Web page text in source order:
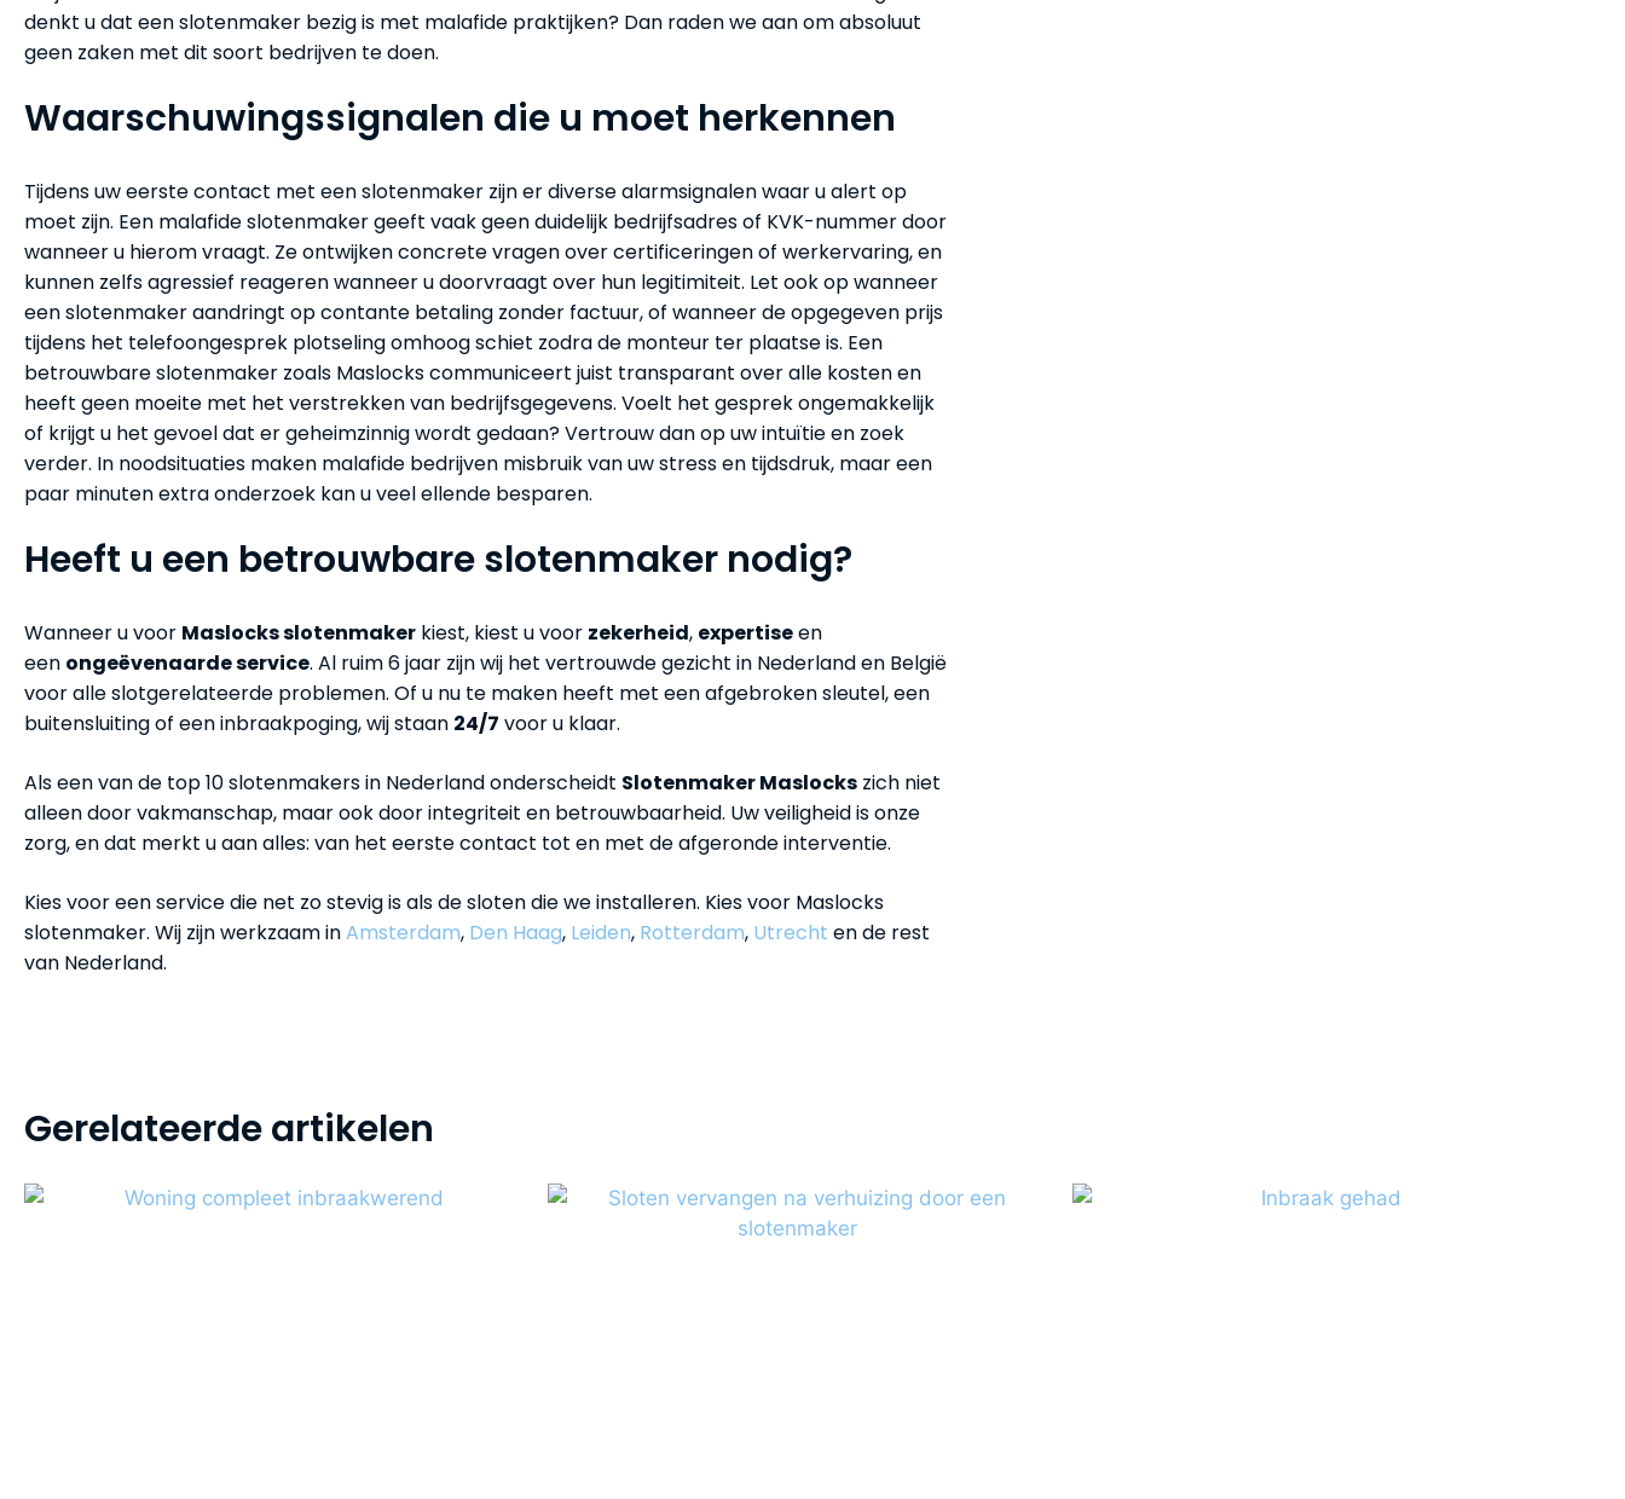
denkt u dat een slotenmaker bezig is met malafide praktijken? Dan raden we aan om absoluut
geen zaken met dit soort bedrijven te doen.
Waarschuwingssignalen die u moet herkennen
Tijdens uw eerste contact met een slotenmaker zijn er diverse alarmsignalen waar u alert op
moet zijn. Een malafide slotenmaker geeft vaak geen duidelijk bedrijfsadres of KVK-nummer door
wanneer u hierom vraagt. Ze ontwijken concrete vragen over certificeringen of werkervaring, en
kunnen zelfs agressief reageren wanneer u doorvraagt over hun legitimiteit. Let ook op wanneer
een slotenmaker aandringt op contante betaling zonder factuur, of wanneer de opgegeven prijs
tijdens het telefoongesprek plotseling omhoog schiet zodra de monteur ter plaatse is. Een
betrouwbare slotenmaker zoals Maslocks communiceert juist transparant over alle kosten en
heeft geen moeite met het verstrekken van bedrijfsgegevens. Voelt het gesprek ongemakkelijk
of krijgt u het gevoel dat er geheimzinnig wordt gedaan? Vertrouw dan op uw intuïtie en zoek
verder. In noodsituaties maken malafide bedrijven misbruik van uw stress en tijdsdruk, maar een
paar minuten extra onderzoek kan u veel ellende besparen.
Heeft u een betrouwbare slotenmaker nodig?
Wanneer u voor Maslocks slotenmaker kiest, kiest u voor zekerheid, expertiseen
een ongeëvenaarde service. Al ruim 6 jaar zijn wij het vertrouwde gezicht in Nederland en België
voor alle slotgerelateerde problemen. Of u nu te maken heeft met een afgebroken sleutel, een
buitensluiting of een inbraakpoging, wij staan 24/7 voor u klaar.
Als een van de top 10 slotenmakers in Nederland onderscheidt Slotenmaker Maslocks zich niet
alleen door vakmanschap, maar ook door integriteit en betrouwbaarheid. Uw veiligheid is onze
zorg, en dat merkt u aan alles: van het eerste contact tot en met de afgeronde interventie.
Kies voor een service die net zo stevig is als de sloten die we installeren. Kies voor Maslocks
slotenmaker. Wij zijn werkzaam inAmsterdam, Den Haag, Leiden, Rotterdam, Utrecht en de rest
van Nederland.
Gerelateerde artikelen